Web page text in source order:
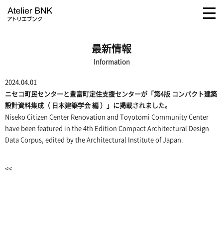
最新情報
Information
2024.04.01
ニセコ町民センターと豊富町定住支援センターが「第4版 コンパクト建築
設計資料集成（ 日本建築学会 編 ）」に掲載されました。
Niseko Citizen Center Renovation and Toyotomi Community Center
have been featured in the 4th Edition Compact Architectural Design
Data Corpus, edited by the Architectural Institute of Japan.
<<